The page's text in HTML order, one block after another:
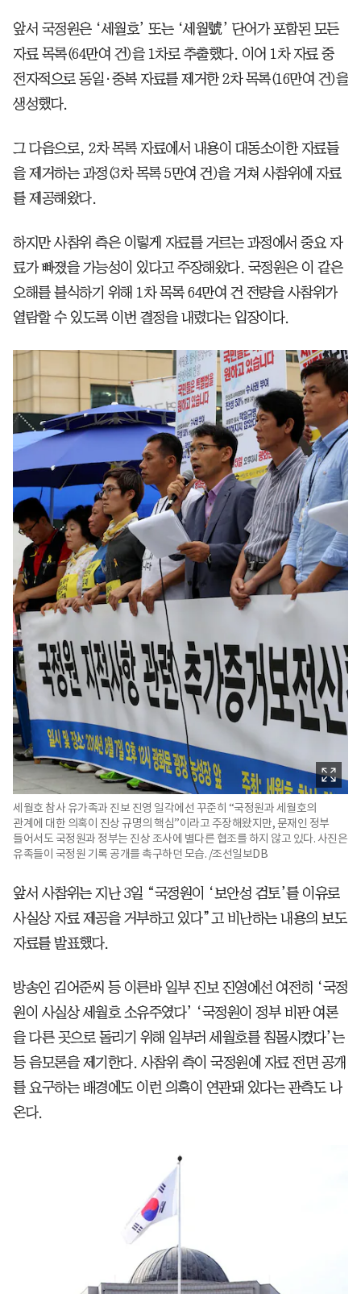
앞서 국정원은 ‘세월호’ 또는 ‘세월號’ 단어가 포함된 모든
자료 목록(64만여 건)을 1차로 추출했다. 이어 1차 자료 중
전자적으로 동일·중복 자료를 제거한 2차 목록(16만여 건)을
생성했다.
그 다음으로, 2차 목록 자료에서 내용이 대동소이한 자료들
을 제거하는 과정(3차 목록 5만여 건)을 거쳐 사참위에 자료
를 제공해왔다.
하지만 사참위 측은 이렇게 자료를 거르는 과정에서 중요 자
료가 빠졌을 가능성이 있다고 주장해왔다. 국정원은 이 같은
오해를 불식하기 위해 1차 목록 64만여 건 전량을 사참위가
열람할 수 있도록 이번 결정을 내렸다는 입장이다.
세월호 참사 유가족과 진보 진영 일각에선 꾸준히 “국정원과 세월호의
관계에 대한 의혹이 진상 규명의 핵심”이라고 주장해왔지만, 문재인 정부
들어서도 국정원과 정부는 진상 조사에 별다른 협조를 하지 않고 있다. 사진은
유족들이 국정원 기록 공개를 촉구하던 모습. /조선일보DB
앞서 사참위는 지난 3일 “국정원이 ‘보안성 검토’를 이유로
사실상 자료 제공을 거부하고 있다”고 비난하는 내용의 보도
자료를 발표했다.
방송인 김어준씨 등 이른바 일부 진보 진영에선 여전히 ‘국정
원이 사실상 세월호 소유주였다’ ‘국정원이 정부 비판 여론
을 다른 곳으로 돌리기 위해 일부러 세월호를 침몰시켰다’는
등 음모론을 제기한다. 사참위 측이 국정원에 자료 전면 공개
를 요구하는 배경에도 이런 의혹이 연관돼 있다는 관측도 나
온다.